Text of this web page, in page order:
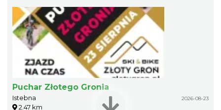
Puchar Złotego Gronia
Istebna 2026-08-23
2.47 km